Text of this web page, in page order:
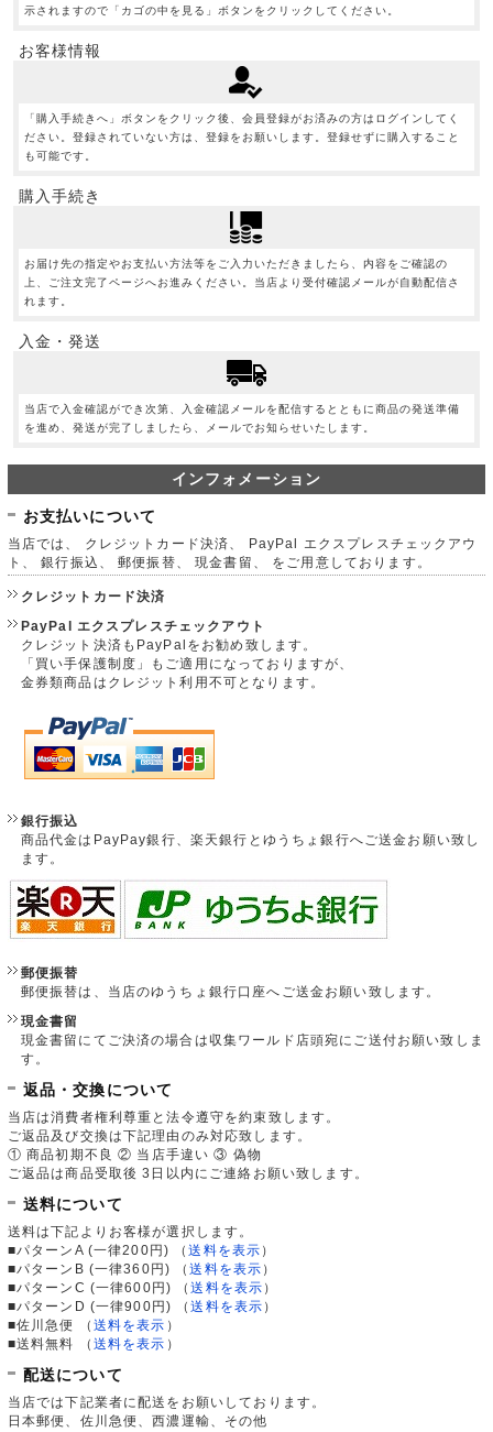
示されますので「カゴの中を見る」ボタンをクリックしてください。
お客様情報
「購入手続きへ」ボタンをクリック後、会員登録がお済みの方はログインしてく
ださい。登録されていない方は、登録をお願いします。登録せずに購入すること
も可能です。
購入手続き
お届け先の指定やお支払い方法等をご入力いただきましたら、内容をご確認の
上、ご注文完了ページへお進みください。当店より受付確認メールが自動配信さ
れます。
入金・発送
当店で入金確認ができ次第、入金確認メールを配信するとともに商品の発送準備
を進め、発送が完了しましたら、メールでお知らせいたします。
インフォメーション
お支払いについて
当店では、 クレジットカード決済、 PayPal エクスプレスチェックアウ
ト、 銀行振込、 郵便振替、 現金書留、 をご用意しております。
クレジットカード決済
PayPal エクスプレスチェックアウト
クレジット決済もPayPalをお勧め致します。
「買い手保護制度」もご適用になっておりますが、
金券類商品はクレジット利用不可となります。
銀行振込
商品代金はPayPay銀行、楽天銀行とゆうちょ銀行へご送金お願い致し
ます。
郵便振替
郵便振替は、当店のゆうちょ銀行口座へご送金お願い致します。
現金書留
現金書留にてご決済の場合は収集ワールド店頭宛にご送付お願い致しま
す。
返品・交換について
当店は消費者権利尊重と法令遵守を約束致します。
ご返品及び交換は下記理由のみ対応致します。
① 商品初期不良 ② 当店手違い ③ 偽物
ご返品は商品受取後 3日以内にご連絡お願い致します。
送料について
送料は下記よりお客様が選択します。
■パターンA (一律200円)
（送料を表示 ）
■パターンB (一律360円)
（送料を表示 ）
■パターンC (一律600円)
（送料を表示 ）
■パターンD (一律900円)
（送料を表示 ）
■佐川急便
（ 送料を表示 ）
■送料無料
（ 送料を表示 ）
配送について
当店では下記業者に配送をお願いしております。
日本郵便、佐川急便、西濃運輸、その他